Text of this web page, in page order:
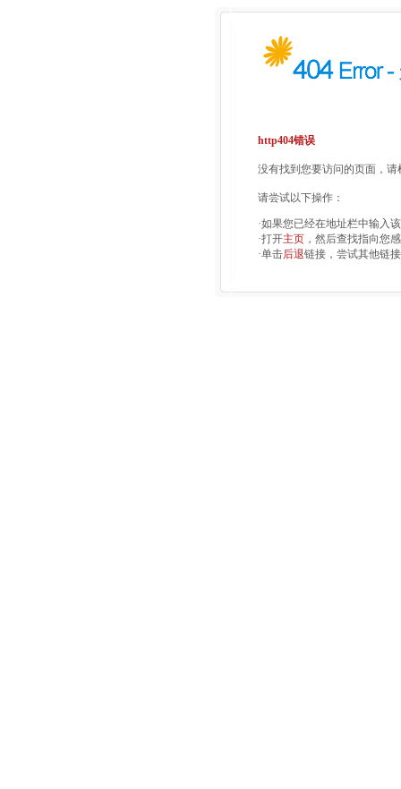
http404错误
没有找到您要访问的页面，
请尝试以下操作：
·如果您已经在地址栏中输入
·打开主页 ，然后查找指向您
·单击后退链接，尝试其他链